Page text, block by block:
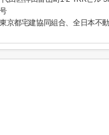
都宅建協同組合、全日本不